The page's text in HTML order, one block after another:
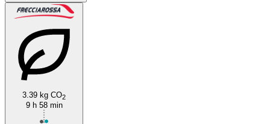
3.39 kg CO2
9 h 58 min